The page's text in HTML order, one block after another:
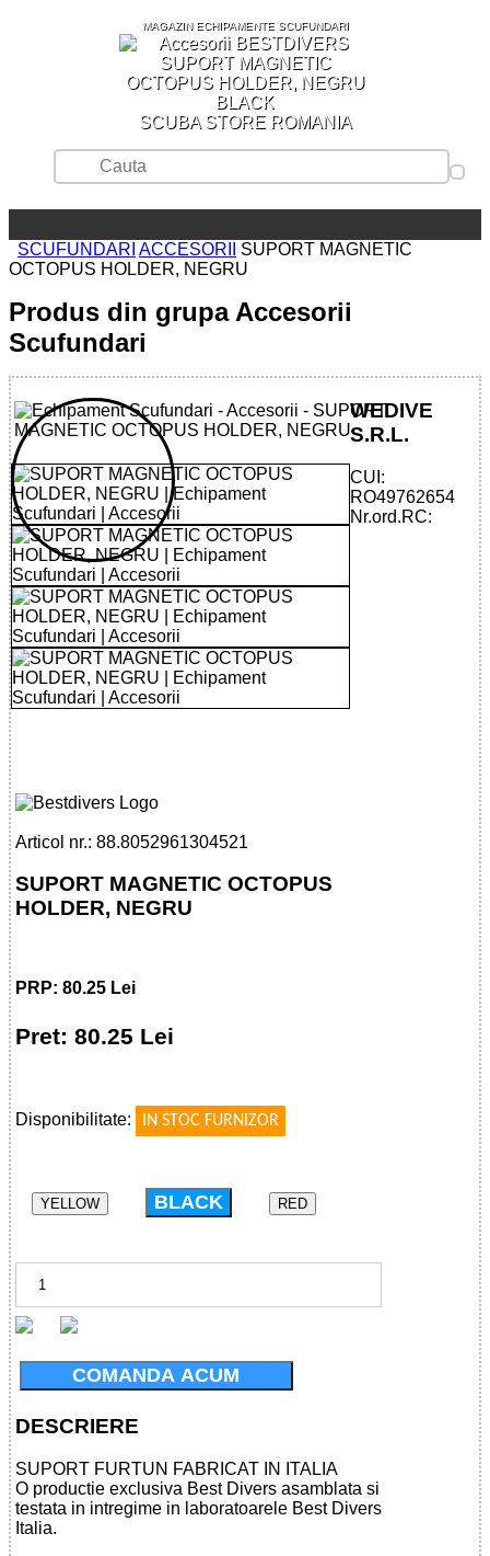
MAGAZIN ECHIPAMENTE SCUFUNDARI
SCUBA STORE ROMANIA
SCUFUNDARI ACCESORII
SUPORT MAGNETIC
OCTOPUS HOLDER, NEGRU
Produs din grupa Accesorii
Scufundari
Articol nr.: 88.8052961304521
SUPORT MAGNETIC OCTOPUS
HOLDER, NEGRU
PRP: 80.25 Lei
Pret: 80.25 Lei
Disponibilitate:
IN STOC FURNIZOR
YELLOW BLACK RED
COMANDA ACUM
DESCRIERE
SUPORT FURTUN FABRICAT IN ITALIA
O productie exclusiva Best Divers asamblata si
testata in intregime in laboratoarele Best Divers
Italia.
WEDIVE
S.R.L.
CUI:
RO49762654
Nr.ord.RC: